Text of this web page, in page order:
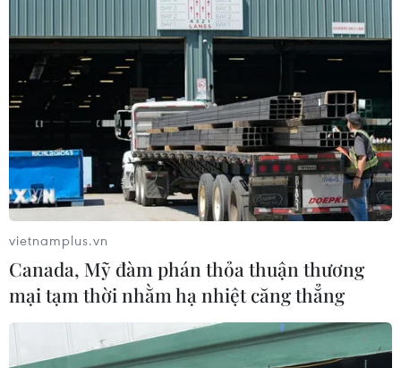
Hải Dương siết chặt kỷ luật, tránh lây
nhiễm chéo trong khu cách ly
16/02/2021 15:02
Bí thư Tỉnh ủy Hải Dương Phạm Xuân Thăng yêu cầu
tăng cường cao độ các giải pháp phong tỏa, cách ly để
hạn chế phát sinh các ca bệnh COVID-19 trong khu
cách ly, khu phong tỏa.
vietnamplus.vn
Canada, Mỹ đàm phán thỏa thuận thương
mại tạm thời nhằm hạ nhiệt căng thẳng